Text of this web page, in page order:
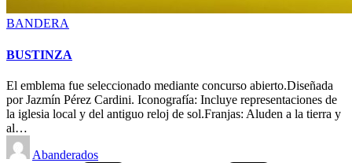
Posted
BANDERA
BUSTINZA
El emblema fue seleccionado mediante concurso abierto.Diseñada
por Jazmín Pérez Cardini. Iconografía: Incluye representaciones de
la iglesia local y del antiguo reloj de sol.Franjas: Aluden a la tierra y
al…
Posted
by
Abanderados